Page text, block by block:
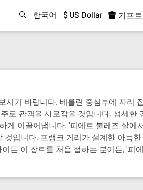
한국어 $ US Dollar 기프
기 바랍니다. 베를린 중심부에 자리
로 관객을 사로잡을 것입니다. 섬세한
게 이끌어냅니다. '피에르 불레즈 살에
입니다. 프랭크 게리가 설계한 아늑
든 이 장르를 처음 접하는 분이든, '피